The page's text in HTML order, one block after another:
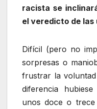
racista se
el veredicto de las
Difícil (pero no
sorpresas o
frustrar la
diferencia
unos doce o trece